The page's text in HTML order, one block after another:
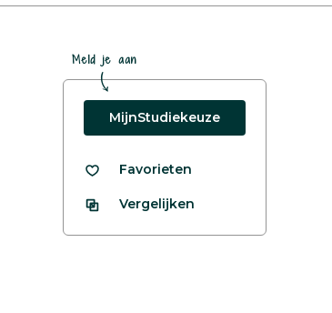
Meld je aan
MijnStudiekeuze
Favorieten
Vergelijken